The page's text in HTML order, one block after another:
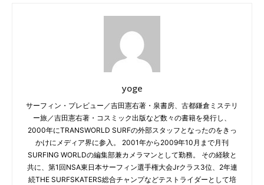
yoge
サーフィン・プレビュー／吉田憲右著・泉書房、古都鎌倉ミステリ
ー旅／吉田憲右著・コスミック出版など数々の書籍を発行し、
2000年にTRANSWORLD SURFの外部スタッフとなったのをきっ
かけにメディア界に参入。 2001年から2009年10月まで月刊
SURFING WORLDの編集部兼カメラマンとして勤務。 その経験と
共に、第1回NSA東日本サーフィン選手権大会Jrクラス3位、2年連
続THE SURFSKATERS総合チャンプなどテストライダーとして培